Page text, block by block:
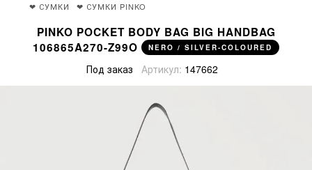
❤ СУМКИ ❤ СУМКИ PINKO
PINKO POCKET BODY BAG BIG HANDBAG
106865A270-Z99O
NERO / SILVER-COLOURED
Под заказ Артикул: 147662